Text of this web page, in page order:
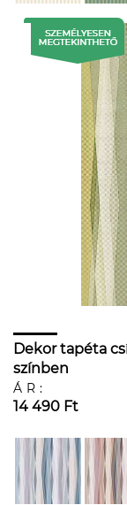
Dekor tapéta
színben
ÁR:
14 490 Ft